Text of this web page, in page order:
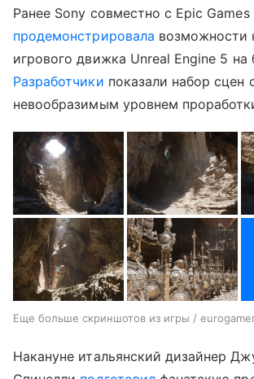
Ранее Sony совместно с Epic Games
продемонстрировала возможности
игрового движка Unreal Engine 5 на
Разработчики показали набор сцен
невообразимым уровнем
Еще больше скриншотов из игры /
Накануне итальянский дизайнер